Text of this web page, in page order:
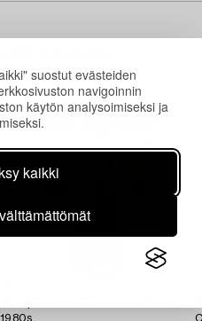
suostut evästeiden
navigoinnin
käytön analysoimiseksi ja
kaikki
1980s.